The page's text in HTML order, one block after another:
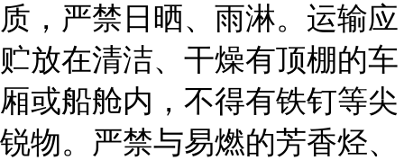
质，严禁日晒、雨淋。运输应
贮放在清洁、干燥有顶棚的车
厢或船舱内，不得有铁钉等尖
锐物。严禁与易燃的芳香烃、